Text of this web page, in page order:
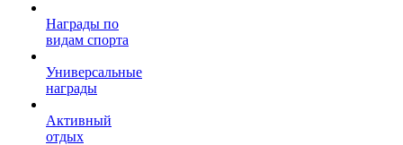
Награды по
видам спорта
Универсальные
награды
Активный
отдых